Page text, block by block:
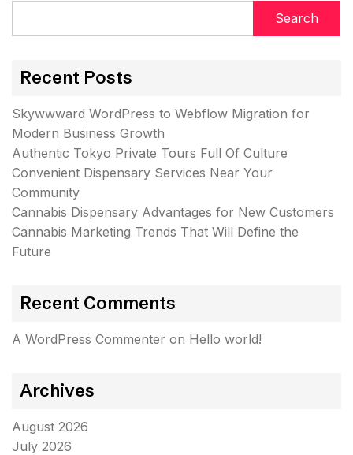
Search
Recent Posts
Skywwward WordPress to Webflow Migration for
Modern Business Growth
Authentic Tokyo Private Tours Full Of Culture
Convenient Dispensary Services Near Your
Community
Cannabis Dispensary Advantages for New Customers
Cannabis Marketing Trends That Will Define the
Future
Recent Comments
A WordPress Commenter on Hello world!
Archives
August 2026
July 2026